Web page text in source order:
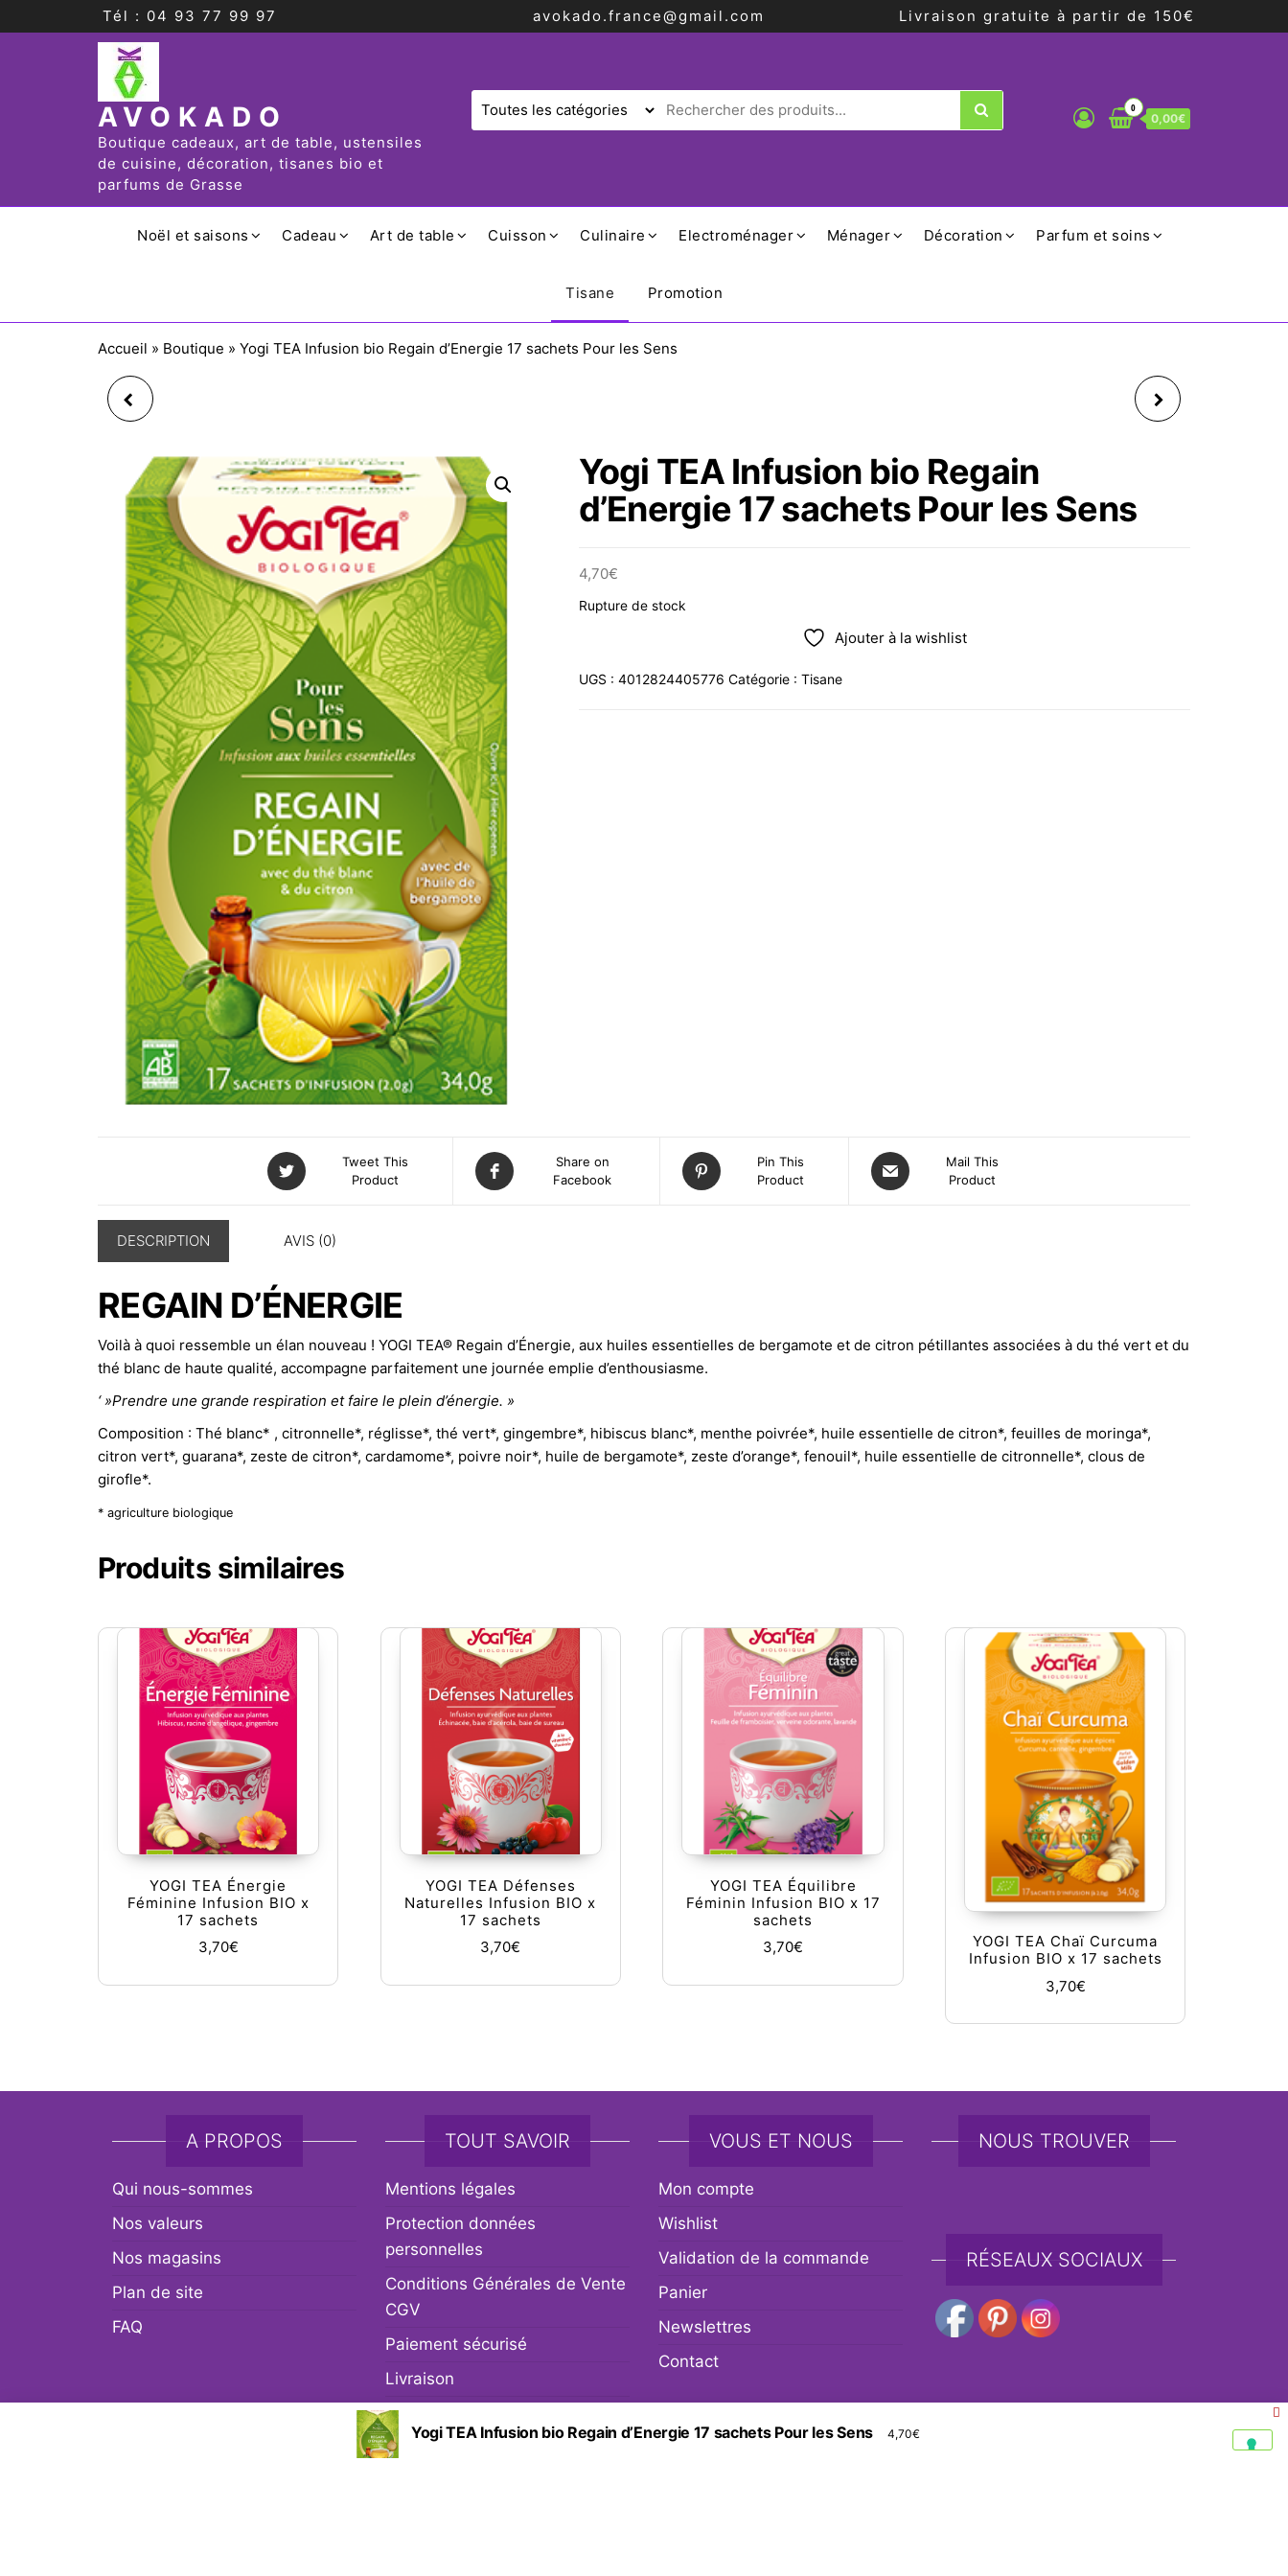
Tél : 04 93 77 99 97 avokado.france@gmail.com Livraison gratuite à partir de 150€
AVOKADO
Boutique cadeaux, art de table, ustensiles
de cuisine, décoration, tisanes bio et
parfums de Grasse
0
0,00€
Noël et saisons Cadeau Art de table Cuisson Culinaire Electroménager Ménager Décoration Parfum et soins
Tisane Promotion
Accueil » Boutique » Yogi TEA Infusion bio Regain d’Energie 17 sachets Pour les Sens
SACHETS BIO
Yogi TEA Infusion bio Regain
d’Energie 17 sachets Pour les Sens
4,70€
Rupture de stock
Ajouter à la wishlist
UGS : 4012824405776 Catégorie : Tisane
Tweet This
Product
Share on
Facebook
Pin This
Product
Mail This
Product
DESCRIPTION AVIS (0)
REGAIN D’ÉNERGIE
Voilà à quoi ressemble un élan nouveau ! YOGI TEA® Regain d’Énergie, aux huiles essentielles de bergamote et de citron pétillantes associées à du thé vert et du
thé blanc de haute qualité, accompagne parfaitement une journée emplie d’enthousiasme.
‘ »Prendre une grande respiration et faire le plein d’énergie. »
Composition : Thé blanc* , citronnelle*, réglisse*, thé vert*, gingembre*, hibiscus blanc*, menthe poivrée*, huile essentielle de citron*, feuilles de moringa*,
citron vert*, guarana*, zeste de citron*, cardamome*, poivre noir*, huile de bergamote*, zeste d’orange*, fenouil*, huile essentielle de citronnelle*, clous de
girofle*.
* agriculture biologique
Produits similaires
YOGI TEA Énergie
Féminine Infusion BIO x
17 sachets
3,70€
YOGI TEA Défenses
Naturelles Infusion BIO x
17 sachets
3,70€
YOGI TEA Équilibre
Féminin Infusion BIO x 17
sachets
3,70€
YOGI TEA Chaï Curcuma
Infusion BIO x 17 sachets
3,70€
A PROPOS
Qui nous-sommes
Nos valeurs
Nos magasins
Plan de site
FAQ
TOUT SAVOIR
Mentions légales
Protection données
personnelles
Conditions Générales de Vente
CGV
Paiement sécurisé
Livraison
Retour et remboursement
VOUS ET NOUS
Mon compte
Wishlist
Validation de la commande
Panier
Newslettres
Contact
NOUS TROUVER
RÉSEAUX SOCIAUX
Yogi TEA Infusion bio Regain d’Energie 17 sachets Pour les Sens 4,70€